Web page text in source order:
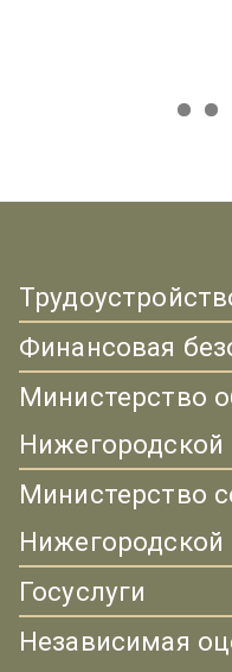
Финансовая
Министерство
Нижегородской
Министерство
Нижегородской
Госуслуги
Независимая